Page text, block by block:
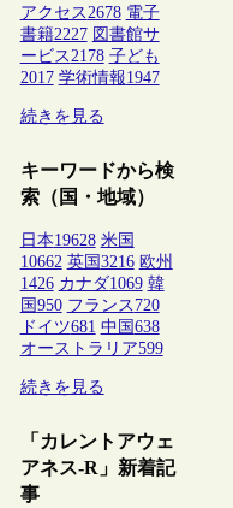
アクセス 2678 電子
書籍2227 図書館サ
ービス 2178 子ども
2017 学術情報1947
続きを見る
キーワードから検
索（国・地域）
日本19628 米国
10662 英国 3216 欧州
1426 カナダ1069 韓
国 950 フランス 720
ドイツ681 中国 638
オーストラリア599
続きを見る
「カレントアウェ
アネス-R」新着記
事